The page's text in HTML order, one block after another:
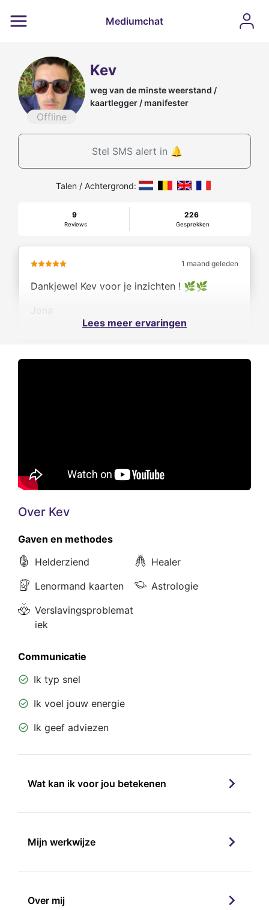
Mediumchat
Offline
Kev
weg van de minste weerstand /
kaartlegger / manifester
Stel SMS alert in 🔔
Talen / Achtergrond:
9
Reviews
226
Gesprekken
1 maand geleden
Dankjewel Kev voor je inzichten ! 🌿🌿
Lees meer ervaringen
Over Kev
Gaven en methodes
Helderziend
Healer
Lenormand kaarten
Astrologie
Verslavingsproblemat
iek
Communicatie
Ik typ snel
Ik voel jouw energie
Ik geef adviezen
Wat kan ik voor jou betekenen
Mijn werkwijze
Over mij